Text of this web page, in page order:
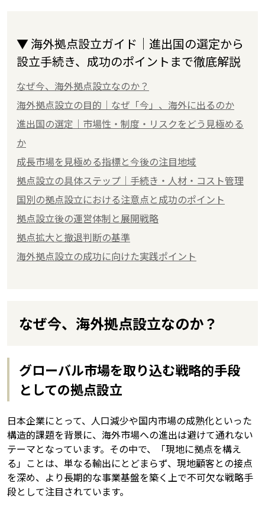
▼ 海外拠点設立ガイド｜進出国の選定から
設立手続き、成功のポイントまで徹底解説
なぜ今、海外拠点設立なのか？
海外拠点設立の目的｜なぜ「今」、海外に出るのか
進出国の選定｜市場性・制度・リスクをどう見極める
か
成長市場を見極める指標と今後の注目地域
拠点設立の具体ステップ｜手続き・人材・コスト管理
国別の拠点設立における注意点と成功のポイント
拠点設立後の運営体制と展開戦略
拠点拡大と撤退判断の基準
海外拠点設立の成功に向けた実践ポイント
なぜ今、海外拠点設立なのか？
グローバル市場を取り込む戦略的手段
としての拠点設立
日本企業にとって、人口減少や国内市場の成熟化といった
構造的課題を背景に、海外市場への進出は避けて通れない
テーマとなっています。その中で、「現地に拠点を構え
る」ことは、単なる輸出にとどまらず、現地顧客との接点
を深め、より長期的な事業基盤を築く上で不可欠な戦略手
段として注目されています。